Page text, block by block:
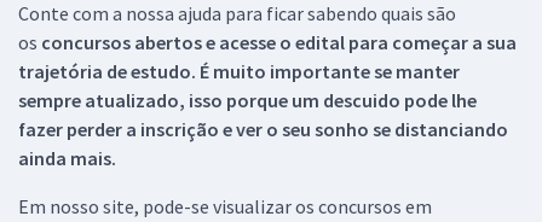
Conte com a nossa ajuda para ficar sabendo quais são
os concursos abertos e acesse o edital para começar a sua
trajetória de estudo. É muito importante se manter
sempre atualizado, isso porque um descuido pode lhe
fazer perder a inscrição e ver o seu sonho se distanciando
ainda mais.
Em nosso site, pode-se visualizar os concursos em